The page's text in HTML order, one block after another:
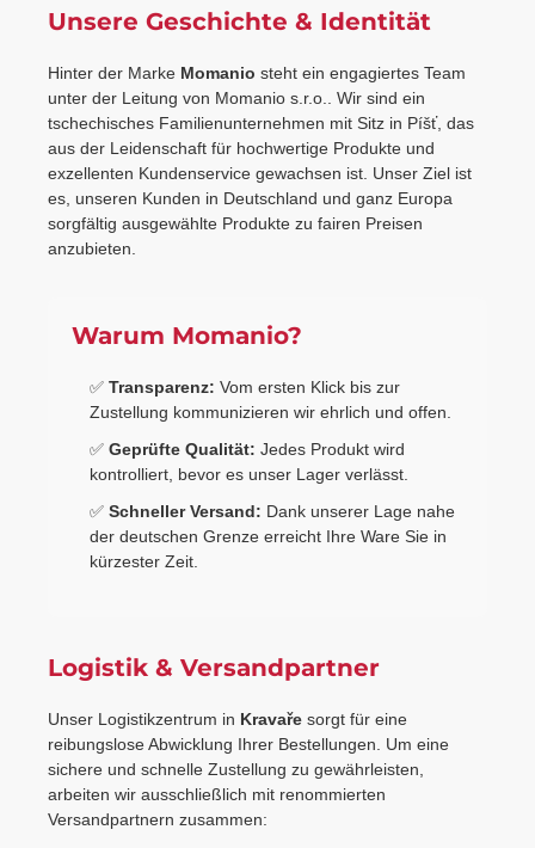
Unsere Geschichte & Identität
Hinter der Marke Momanio steht ein engagiertes Team
unter der Leitung von Momanio s.r.o.. Wir sind ein
tschechisches Familienunternehmen mit Sitz in Píšť, das
aus der Leidenschaft für hochwertige Produkte und
exzellenten Kundenservice gewachsen ist. Unser Ziel ist
es, unseren Kunden in Deutschland und ganz Europa
sorgfältig ausgewählte Produkte zu fairen Preisen
anzubieten.
Warum Momanio?
✅ Transparenz: Vom ersten Klick bis zur
Zustellung kommunizieren wir ehrlich und offen.
✅ Geprüfte Qualität: Jedes Produkt wird
kontrolliert, bevor es unser Lager verlässt.
✅ Schneller Versand: Dank unserer Lage nahe
der deutschen Grenze erreicht Ihre Ware Sie in
kürzester Zeit.
Logistik & Versandpartner
Unser Logistikzentrum in Kravaře sorgt für eine
reibungslose Abwicklung Ihrer Bestellungen. Um eine
sichere und schnelle Zustellung zu gewährleisten,
arbeiten wir ausschließlich mit renommierten
Versandpartnern zusammen: